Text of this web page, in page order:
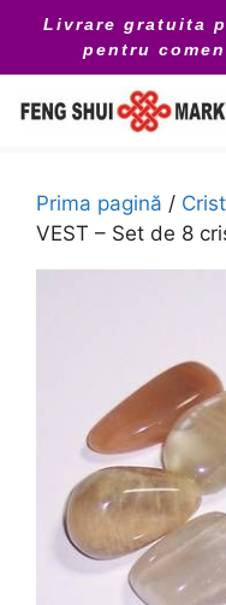
conținut
Livrare gratuita
pentru
Prima pagină /
VEST – Set de 8